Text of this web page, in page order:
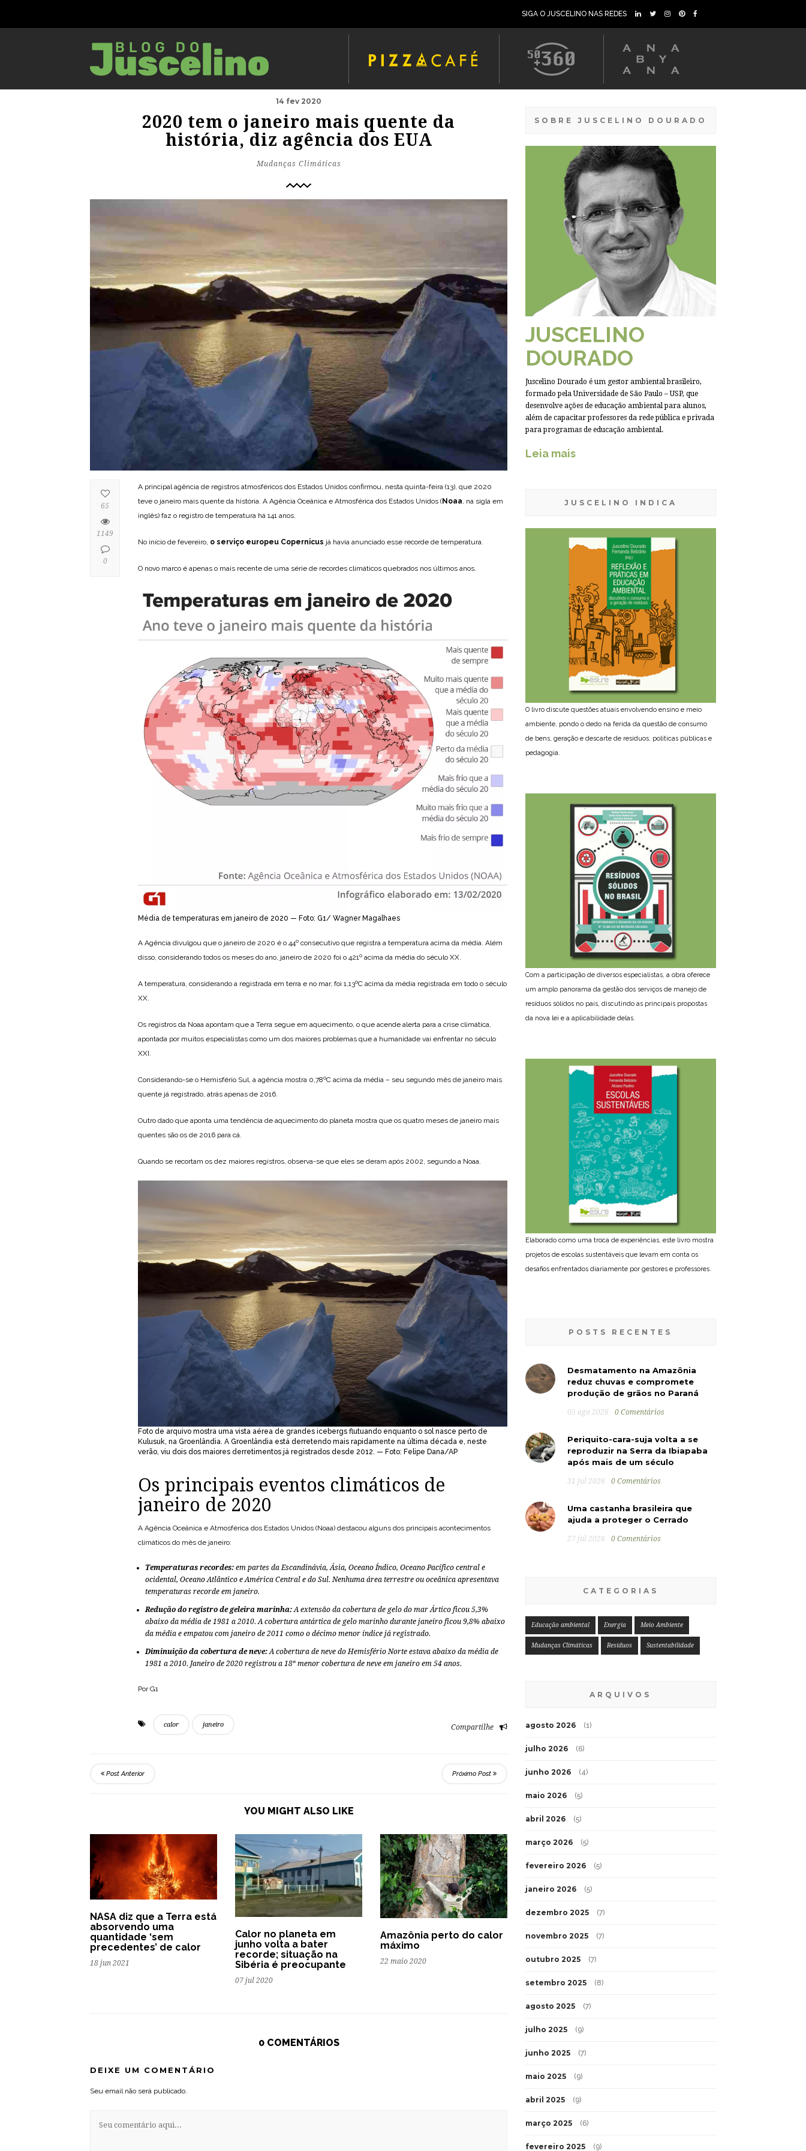
SIGA O JUSCELINO NAS REDES
14 fev 2020
2020 tem o janeiro mais quente da
história, diz agência dos EUA
Mudanças Climáticas
A principal agência de registros atmosféricos dos Estados Unidos confirmou, nesta quinta-feira (13), que 2020
teve o janeiro mais quente da história. A Agência Oceânica e Atmosférica dos Estados Unidos (Noaa, na sigla em
inglês) faz o registro de temperatura há 141 anos.
No início de fevereiro, o serviço europeu Copernicus já havia anunciado esse recorde de temperatura.
O novo marco é apenas o mais recente de uma série de recordes climáticos quebrados nos últimos anos.
Média de temperaturas em janeiro de 2020 — Foto: G1/ Wagner Magalhaes
A Agência divulgou que o janeiro de 2020 é o 44º consecutivo que registra a temperatura acima da média. Além
disso, considerando todos os meses do ano, janeiro de 2020 foi o 421º acima da média do século XX.
A temperatura, considerando a registrada em terra e no mar, foi 1,13ºC acima da média registrada em todo o século
XX.
Os registros da Noaa apontam que a Terra segue em aquecimento, o que acende alerta para a crise climática,
apontada por muitos especialistas como um dos maiores problemas que a humanidade vai enfrentar no século
XXI.
Considerando-se o Hemisfério Sul, a agência mostra 0,78ºC acima da média – seu segundo mês de janeiro mais
quente já registrado, atrás apenas de 2016.
Outro dado que aponta uma tendência de aquecimento do planeta mostra que os quatro meses de janeiro mais
quentes são os de 2016 para cá.
Quando se recortam os dez maiores registros, observa-se que eles se deram após 2002, segundo a Noaa.
Foto de arquivo mostra uma vista aérea de grandes icebergs flutuando enquanto o sol nasce perto de
Kulusuk, na Groenlândia. A Groenlândia está derretendo mais rapidamente na última década e, neste
verão, viu dois dos maiores derretimentos já registrados desde 2012. — Foto: Felipe Dana/AP
Os principais eventos climáticos de
janeiro de 2020
A Agência Oceânica e Atmosférica dos Estados Unidos (Noaa) destacou alguns dos principais acontecimentos
climáticos do mês de janeiro:
Temperaturas recordes: em partes da Escandinávia, Ásia, Oceano Índico, Oceano Pacífico central e
ocidental, Oceano Atlântico e América Central e do Sul. Nenhuma área terrestre ou oceânica apresentava
temperaturas recorde em janeiro.
Redução do registro de geleira marinha:A extensão da cobertura de gelo do mar Ártico ficou 5,3%
abaixo da média de 1981 a 2010. A cobertura antártica de gelo marinho durante janeiro ficou 9,8% abaixo
da média e empatou com janeiro de 2011 como o décimo menor índice já registrado.
Diminuição da cobertura de neve:A cobertura de neve do Hemisfério Norte estava abaixo da média de
1981 a 2010. Janeiro de 2020 registrou a 18ª menor cobertura de neve em janeiro em 54 anos.
Por G1
calor janeiro Compartilhe
65
1149
0
Post Anterior Próximo Post
YOU MIGHT ALSO LIKE
NASA diz que a Terra está
absorvendo uma
quantidade ‘sem
precedentes’ de calor
18 jun 2021
Calor no planeta em
junho volta a bater
recorde; situação na
Sibéria é preocupante
07 jul 2020
Amazônia perto do calor
máximo
22 maio 2020
0 COMENTÁRIOS
DEIXE UM COMENTÁRIO
Seu email não será publicado.
SOBRE JUSCELINO DOURADO
JUSCELINO
DOURADO
Juscelino Dourado é um gestor ambiental brasileiro,
formado pela Universidade de São Paulo – USP, que
desenvolve ações de educação ambiental para alunos,
além de capacitar professores da rede pública e privada
para programas de educação ambiental.
Leia mais
JUSCELINO INDICA
O livro discute questões atuais envolvendo ensino e meio
ambiente, pondo o dedo na ferida da questão de consumo
de bens, geração e descarte de resíduos, políticas públicas e
pedagogia.
Com a participação de diversos especialistas, a obra oferece
um amplo panorama da gestão dos serviços de manejo de
resíduos sólidos no país, discutindo as principais propostas
da nova lei e a aplicabilidade delas.
Elaborado como uma troca de experiências, este livro mostra
projetos de escolas sustentáveis que levam em conta os
desafios enfrentados diariamente por gestores e professores.
POSTS RECENTES
Desmatamento na Amazônia
reduz chuvas e compromete
produção de grãos no Paraná
05 ago 2026 0 Comentários
Periquito-cara-suja volta a se
reproduzir na Serra da Ibiapaba
após mais de um século
31 jul 2026 0 Comentários
Uma castanha brasileira que
ajuda a proteger o Cerrado
27 jul 2026 0 Comentários
CATEGORIAS
Educação ambiental Energia Meio Ambiente
Mudanças Climáticas Resíduos Sustentabilidade
ARQUIVOS
agosto 2026 (1)
julho 2026 (6)
junho 2026 (4)
maio 2026 (5)
abril 2026 (5)
março 2026 (5)
fevereiro 2026 (5)
janeiro 2026 (5)
dezembro 2025 (7)
novembro 2025 (7)
outubro 2025 (7)
setembro 2025 (8)
agosto 2025 (7)
julho 2025 (9)
junho 2025 (7)
maio 2025 (9)
abril 2025 (9)
março 2025 (6)
fevereiro 2025 (9)